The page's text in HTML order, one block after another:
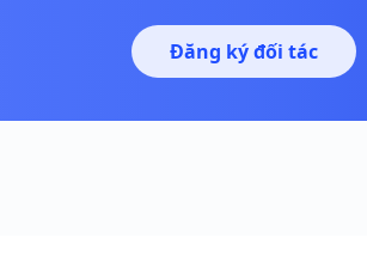
Đăng ký đối tác